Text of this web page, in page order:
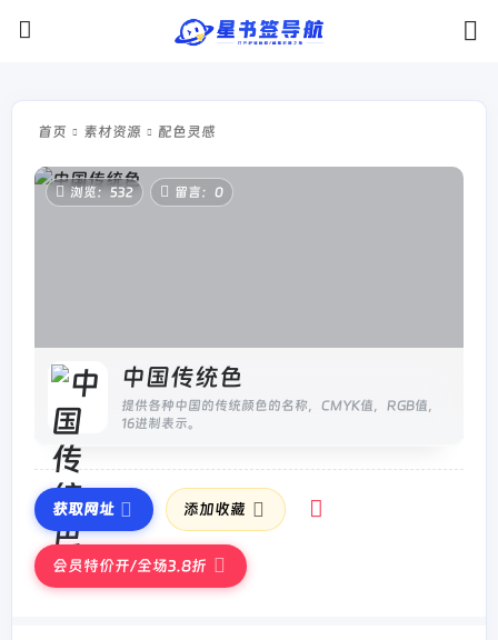
首页 素材资源 配色灵感
浏览：532 留言：0
中国传统色
提供各种中国的传统颜色的名称，CMYK值，RGB值，
16进制表示。
获取网址 添加收藏
会员特价开/全场3.8折